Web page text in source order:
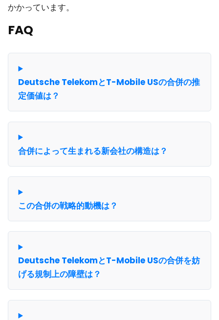
かかっています。
FAQ
Deutsche TelekomとT-Mobile USの合併の推
定価値は？
合併によって生まれる新会社の構造は？
この合併の戦略的動機は？
Deutsche TelekomとT-Mobile USの合併を妨
げる規制上の障壁は？